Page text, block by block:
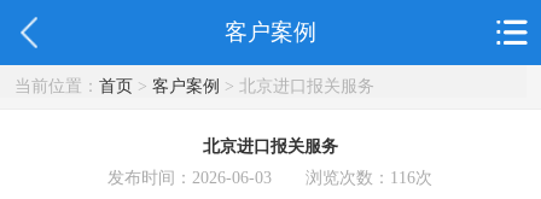
客户案例
当前位置： 首页> 客户案例 > 北京进口报关服务
北京进口报关服务
发布时间：2026-06-03 浏览次数： 116次